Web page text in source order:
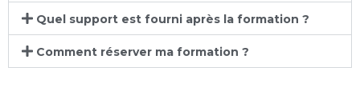
Quel support est fourni après la formation ?
Comment réserver ma formation ?